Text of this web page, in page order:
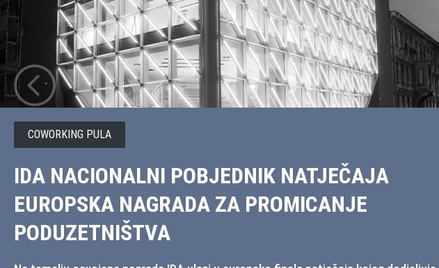
PODUZETNIK IŽ 2025
OTVORENA NOVA KREDITNA LINIJA ZA
PODUZETNIKE!
Javni poziv te online zahtjev za poduzetnički kredit dostupan je zajedno s ostalom